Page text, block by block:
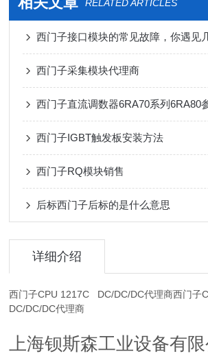
RELATED ARTICLES
西门子接口模块的常见故障，你遇见
西门子采集模块代理商
西门子直流调数器6RA70系列6RA80
西门子IGBT触发板安装方法
西门子RQ模块销售
后标西门子后标的是什么意思
详细介绍
西门子CPU 1217C DC/DC/DC代理商西门子
DC/DC/DC代理商
上海钡斯森工业设备有限